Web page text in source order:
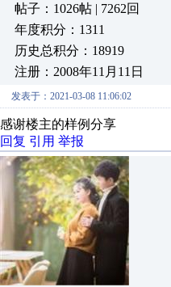
帖子：1026帖 | 7262回
年度积分：1311
历史总积分：18919
注册：2008年11月11日
发表于：2021-03-08 11:06:02
感谢楼主的样例分享
回复 引用 举报